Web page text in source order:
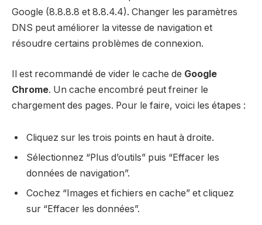
Google (8.8.8.8 et 8.8.4.4). Changer les paramètres
DNS peut améliorer la vitesse de navigation et
résoudre certains problèmes de connexion.
Il est recommandé de vider le cache de Google
Chrome. Un cache encombré peut freiner le
chargement des pages. Pour le faire, voici les étapes :
Cliquez sur les trois points en haut à droite.
Sélectionnez “Plus d’outils” puis “Effacer les
données de navigation”.
Cochez “Images et fichiers en cache” et cliquez
sur “Effacer les données”.